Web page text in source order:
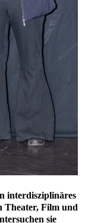
interdisziplinäres
Theater, Film und
sie